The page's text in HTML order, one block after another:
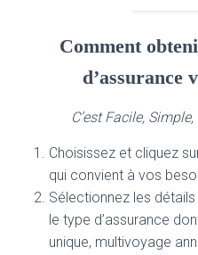
Comment
d’assurance
C’est Facile,
Choisissez et cliquez
qui convient à vos
Sélectionnez les
le type d’assurance
unique, multivoyage